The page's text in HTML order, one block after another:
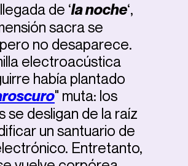
de ‘la noche‘,
sacra se
no desaparece.
electroacústica
había plantado
" muta: los
se desligan de la raíz
un santuario de
Entretanto,